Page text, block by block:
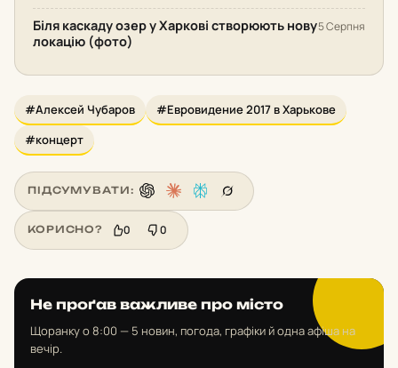
Біля каскаду озер у Харкові створюють нову
локацію (фото)
5 Серпня
#Алексей Чубаров
#Евровидение 2017 в Харькове
#концерт
ПІДСУМУВАТИ:
КОРИСНО? 0 0
Не проґав важливе про місто
Щоранку о 8:00 — 5 новин, погода, графіки й одна афіша на
вечір.